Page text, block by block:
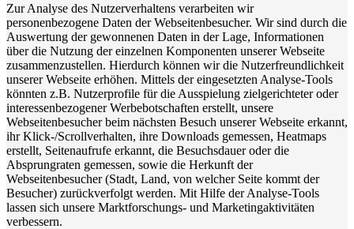
Zur Analyse des Nutzerverhaltens verarbeiten wir
personenbezogene Daten der Webseitenbesucher. Wir sind durch die
Auswertung der gewonnenen Daten in der Lage, Informationen
über die Nutzung der einzelnen Komponenten unserer Webseite
zusammenzustellen. Hierdurch können wir die Nutzerfreundlichkeit
unserer Webseite erhöhen. Mittels der eingesetzten Analyse-Tools
könnten z.B. Nutzerprofile für die Ausspielung zielgerichteter oder
interessenbezogener Werbebotschaften erstellt, unsere
Webseitenbesucher beim nächsten Besuch unserer Webseite erkannt,
ihr Klick-/Scrollverhalten, ihre Downloads gemessen, Heatmaps
erstellt, Seitenaufrufe erkannt, die Besuchsdauer oder die
Absprungraten gemessen, sowie die Herkunft der
Webseitenbesucher (Stadt, Land, von welcher Seite kommt der
Besucher) zurückverfolgt werden. Mit Hilfe der Analyse-Tools
lassen sich unsere Marktforschungs- und Marketingaktivitäten
verbessern.